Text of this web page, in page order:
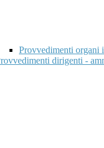
Provvedimenti organi
dirigenti -